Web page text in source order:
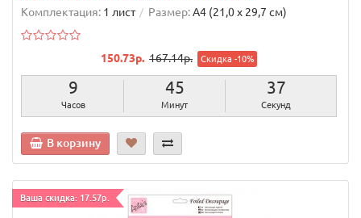
Комплектация: 1 лист Размер:А4 (21,0 х 29,7 см)
150.73р. 167.14р. Скидка -10%
9
Часов
45
Минут
36
Секунд
В корзину
Ваша скидка: 17.57р.